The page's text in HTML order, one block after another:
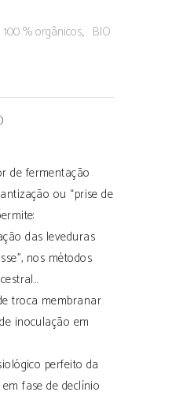
100 % orgânicos, BIO
de fermentação
ou “prise de
das leveduras
nos métodos
troca membranar
inoculação em
perfeito da
fase de declínio